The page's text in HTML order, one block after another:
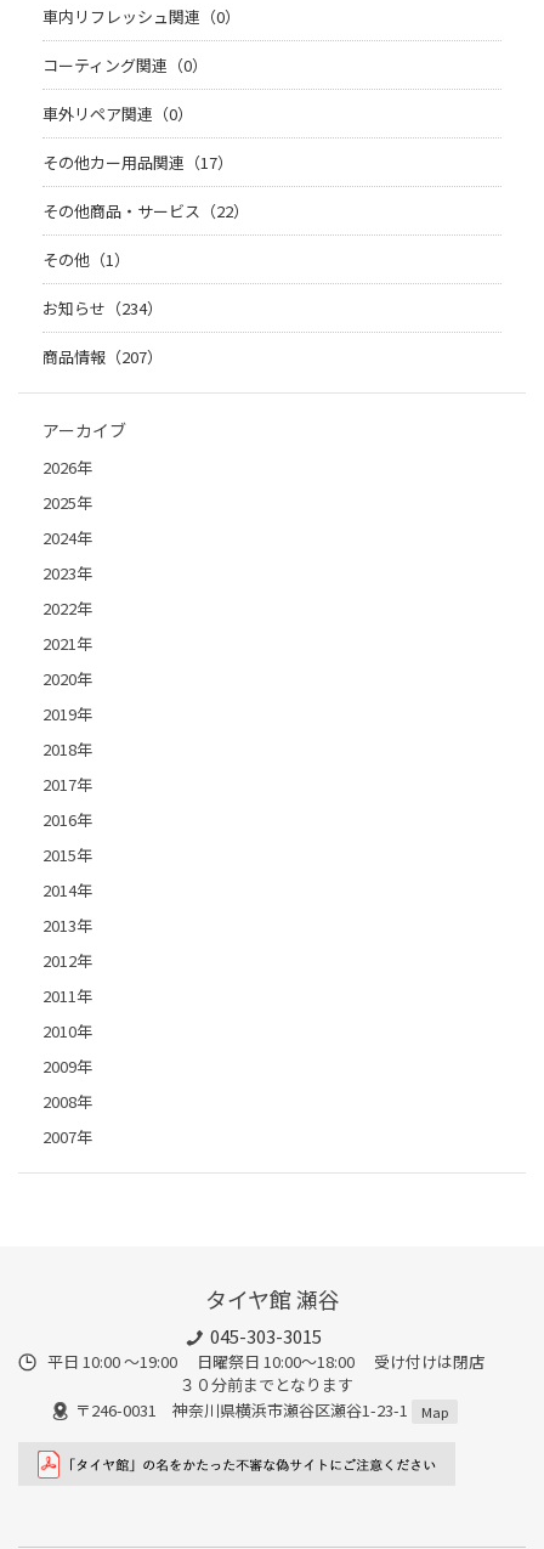
車内リフレッシュ関連（0）
コーティング関連（0）
車外リペア関連（0）
その他カー用品関連（17）
その他商品・サービス（22）
その他（1）
お知らせ（234）
商品情報（207）
アーカイブ
2026年
2025年
2024年
2023年
2022年
2021年
2020年
2019年
2018年
2017年
2016年
2015年
2014年
2013年
2012年
2011年
2010年
2009年
2008年
2007年
タイヤ館 瀬谷
045-303-3015
平日 10:00 ～19:00 日曜祭日 10:00～18:00 受け付けは閉店
３０分前までとなります
〒246-0031 神奈川県横浜市瀬谷区瀬谷1-23-1
Map